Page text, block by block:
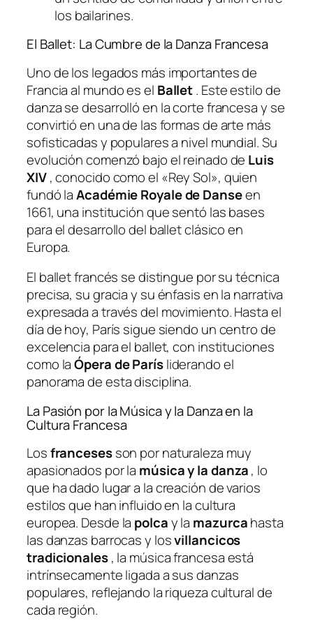
los bailarines.
El Ballet: La Cumbre de la Danza Francesa
Uno de los legados más importantes de
Francia al mundo es el Ballet. Este estilo de
danza se desarrolló en la corte francesa y se
convirtió en una de las formas de arte más
sofisticadas y populares a nivel mundial. Su
evolución comenzó bajo el reinado de Luis
XIV, conocido como el «Rey Sol», quien
fundó laAcadémie Royale de Danseen
1661, una institución que sentó las bases
para el desarrollo del ballet clásico en
Europa.
El ballet francés se distingue por su técnica
precisa, su gracia y su énfasis en la narrativa
expresada a través del movimiento. Hasta el
día de hoy, París sigue siendo un centro de
excelencia para el ballet, con instituciones
como laÓpera de Parísliderando el
panorama de esta disciplina.
La Pasión por la Música y la Danza en la
Cultura Francesa
Losfrancesesson por naturaleza muy
apasionados por la música y la danza, lo
que ha dado lugar a la creación de varios
estilos que han influido en la cultura
europea. Desde la polcay la mazurcahasta
las danzas barrocas y losvillancicos
tradicionales, la música francesa está
intrínsecamente ligada a sus danzas
populares, reflejando la riqueza cultural de
cada región.